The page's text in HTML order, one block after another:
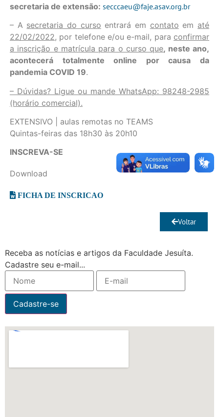
secretaria de extensão: secccaeu@faje.asav.org.br
– A secretaria do curso entrará em contato em até
22/02/2022, por telefone e/ou e-mail, para confirmar
a inscrição e matrícula para o curso que, neste ano,
acontecerá totalmente online por causa da
pandemia COVID 19.
– Dúvidas? Ligue ou mande WhatsApp: 98248-2985
(horário comercial).
EXTENSIVO | aulas remotas no TEAMS
Quintas-feiras das 18h30 às 20h10
INSCREVA-SE
Download
FICHA DE INSCRICAO
Voltar
Receba as notícias e artigos da Faculdade Jesuíta.
Cadastre seu e-mail...